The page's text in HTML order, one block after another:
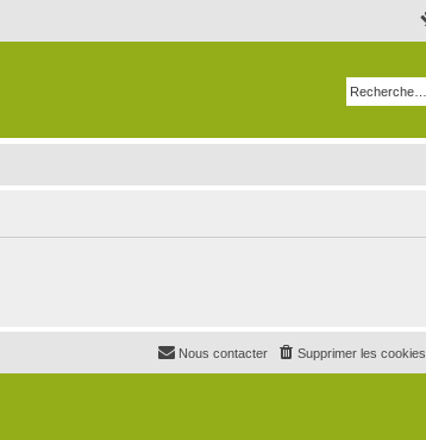
Supprimer les cookies
Nous contacter